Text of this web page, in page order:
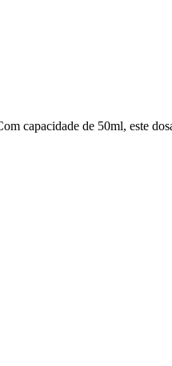
capacidade de 50ml, este